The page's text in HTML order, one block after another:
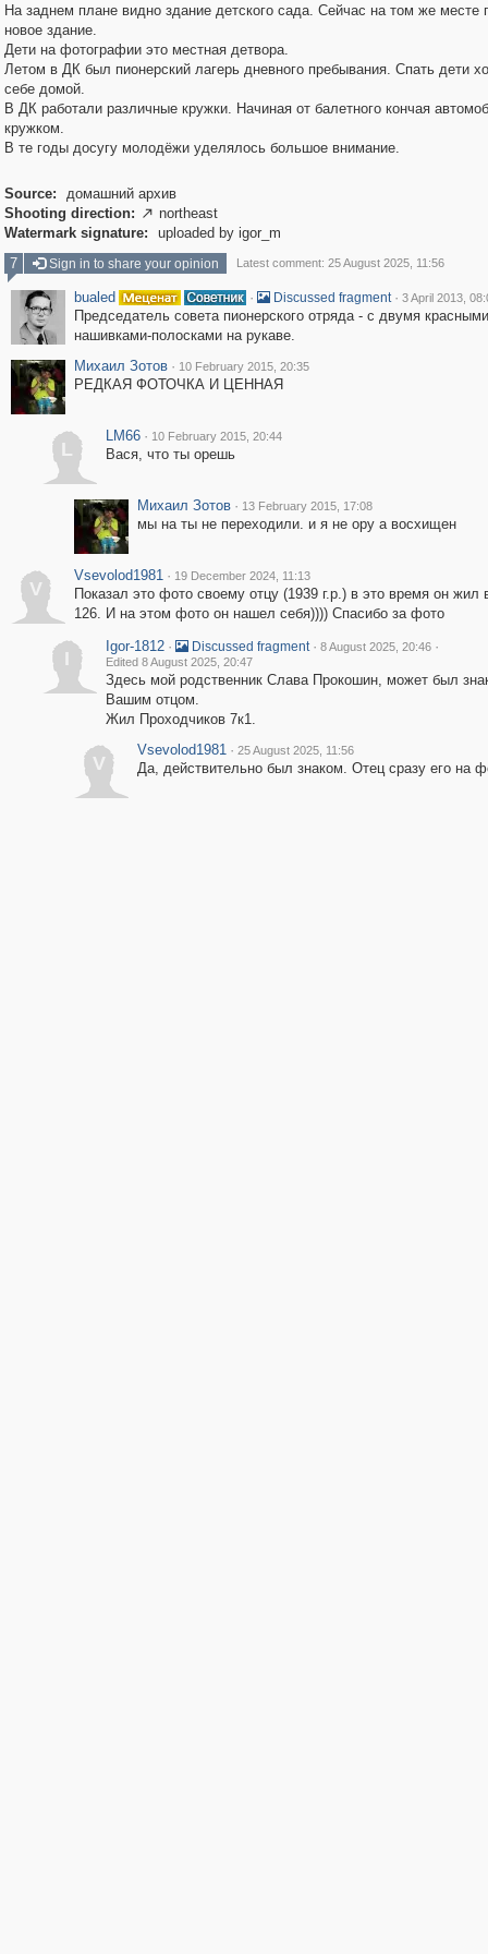
На заднем плане видно здание детского сада. Сейчас на том же месте
новое здание.
Дети на фотографии это местная детвора.
Летом в ДК был пионерский лагерь дневного пребывания. Спать дети
себе домой.
В ДК работали различные кружки. Начиная от балетного кончая
кружком.
В те годы досугу молодёжи уделялось большое внимание.
Source:
домашний архив
Shooting direction:  northeast
Watermark signature:
uploaded by igor_m
7
Sign in to share your opinion Latest comment: 25 August 2025, 11:56
bualed · Discussed fragment · 3 April 2013,
Председатель совета пионерского отряда - с двумя красными
нашивками-полосками на рукаве.
Михаил Зотов · 10 February 2015, 20:35
РЕДКАЯ ФОТОЧКА И ЦЕННАЯ
L
LM66 · 10 February 2015, 20:44
Вася, что ты орешь
Михаил Зотов · 13 February 2015, 17:08
мы на ты не переходили. и я не ору а восхищен
V
Vsevolod1981 · 19 December 2024, 11:13
Показал это фото своему отцу (1939 г.р.) в это время он жил
126. И на этом фото он нашел себя)))) Спасибо за фото
I
Igor-1812 · Discussed fragment · 8 August 2025, 20:46 ·
Edited 8 August 2025, 20:47
Здесь мой родственник Слава Прокошин, может был
Вашим отцом.
Жил Проходчиков 7к1.
V
Vsevolod1981 · 25 August 2025, 11:56
Да, действительно был знаком. Отец сразу его на